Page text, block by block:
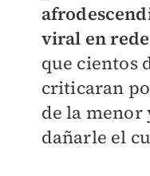
viral en
que cientos
criticaran
de la menor
dañarle el